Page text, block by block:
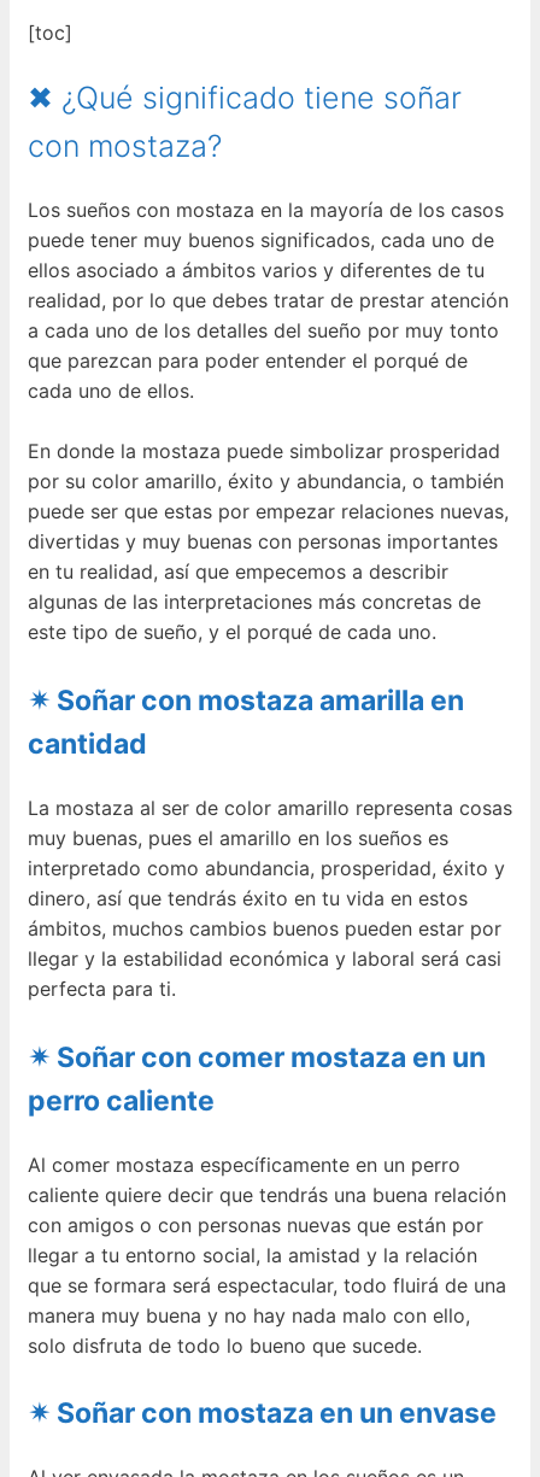
[toc]
✖ ¿Qué significado tiene soñar
con mostaza?
Los sueños con mostaza en la mayoría de los casos
puede tener muy buenos significados, cada uno de
ellos asociado a ámbitos varios y diferentes de tu
realidad, por lo que debes tratar de prestar atención
a cada uno de los detalles del sueño por muy tonto
que parezcan para poder entender el porqué de
cada uno de ellos.
En donde la mostaza puede simbolizar prosperidad
por su color amarillo, éxito y abundancia, o también
puede ser que estas por empezar relaciones nuevas,
divertidas y muy buenas con personas importantes
en tu realidad, así que empecemos a describir
algunas de las interpretaciones más concretas de
este tipo de sueño, y el porqué de cada uno.
✴ Soñar con mostaza amarilla en
cantidad
La mostaza al ser de color amarillo representa cosas
muy buenas, pues el amarillo en los sueños es
interpretado como abundancia, prosperidad, éxito y
dinero, así que tendrás éxito en tu vida en estos
ámbitos, muchos cambios buenos pueden estar por
llegar y la estabilidad económica y laboral será casi
perfecta para ti.
✴ Soñar con comer mostaza en un
perro caliente
Al comer mostaza específicamente en un perro
caliente quiere decir que tendrás una buena relación
con amigos o con personas nuevas que están por
llegar a tu entorno social, la amistad y la relación
que se formara será espectacular, todo fluirá de una
manera muy buena y no hay nada malo con ello,
solo disfruta de todo lo bueno que sucede.
✴ Soñar con mostaza en un envase